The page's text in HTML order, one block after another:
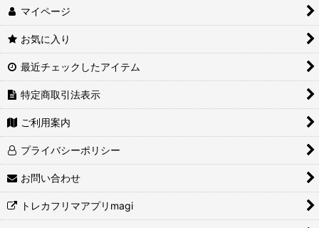
マイページ
お気に入り
最近チェックしたアイテム
特定商取引法表示
ご利用案内
プライバシーポリシー
お問い合わせ
トレカフリマアプリmagi